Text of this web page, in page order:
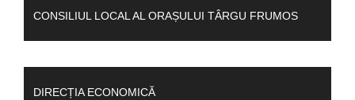
CONSILIUL LOCAL AL ORAȘULUI TÂRGU FRUMOS
DIRECȚIA ECONOMICĂ